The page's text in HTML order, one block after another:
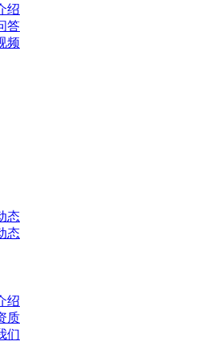
绍
答
频
态
态
绍
质
们